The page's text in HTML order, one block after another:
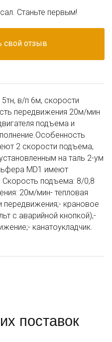
свой отзыв
Станьте первым!
в/п 6м, скорости
передвижения 20м/мин
подъема и
2 скорости подъема,
на таль 2-ум
MD1 имеют
подъема: 8/0,8
20м/мин- тепловая
передвижения;- крановое
с аварийной кнопкой);-
канатоукладчик.
поставок